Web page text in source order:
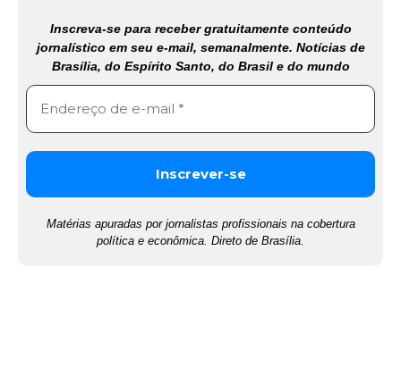
Inscreva-se para receber gratuitamente conteúdo
jornalístico em seu e-mail, semanalmente. Notícias de
Brasília, do Espírito Santo, do Brasil e do mundo
Matérias apuradas por jornalistas profissionais na cobertura
política e econômica. Direto de Brasília.